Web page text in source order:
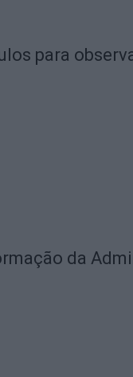
para
da